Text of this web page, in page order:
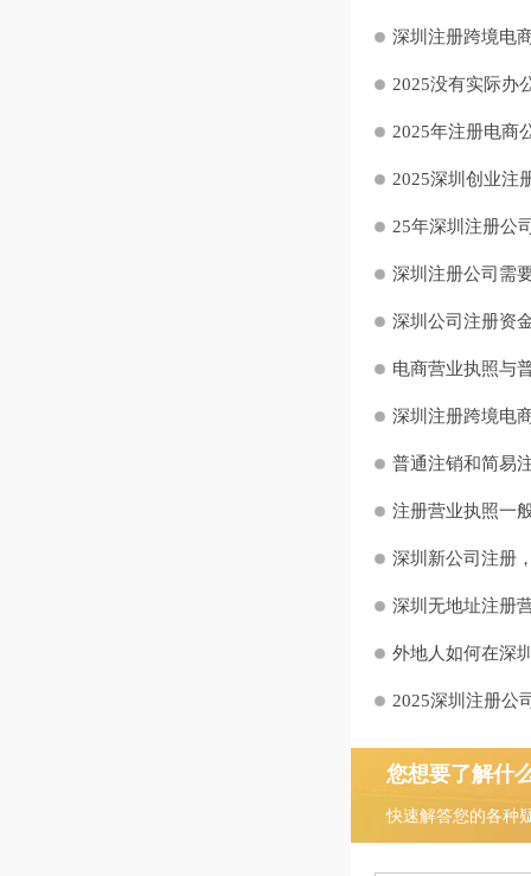
深圳注册跨境电
2025没有实际办
2025年注册电商
2025深圳创业注
25年深圳注册公
深圳注册公司需
深圳公司注册资
电商营业执照与
深圳注册跨境电
普通注销和简易
注册营业执照一
深圳新公司注册
深圳无地址注册
外地人如何在深
2025深圳注册公
您想要了解什
快速解答您的各种